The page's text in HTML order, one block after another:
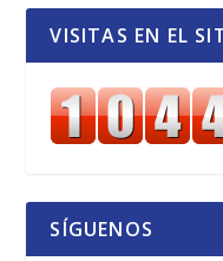
VISITAS EN EL
SÍGUENOS